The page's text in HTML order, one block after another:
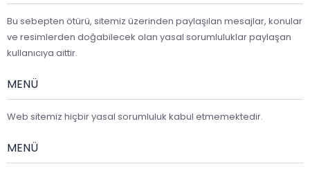
Bu sebepten ötürü, sitemiz üzerinden paylaşılan mesajlar, konular
ve resimlerden doğabilecek olan yasal sorumluluklar paylaşan
kullanıcıya aittir.
MENÜ
Web sitemiz hiçbir yasal sorumluluk kabul etmemektedir.
MENÜ